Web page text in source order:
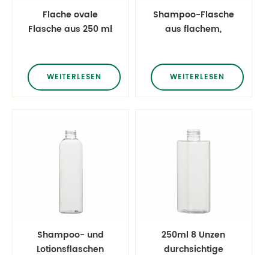
Flache ovale
Flasche aus 250 ml
WEITERLESEN
Shampoo-Flasche
aus flachem,
WEITERLESEN
Shampoo- und
Lotionsflaschen
250ml 8 Unzen
durchsichtige